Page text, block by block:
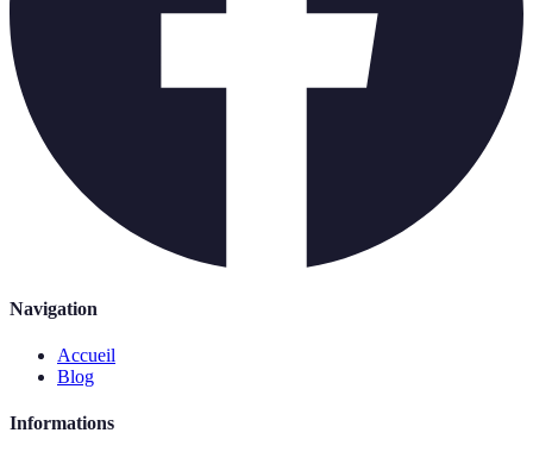
Navigation
Accueil
Blog
Informations